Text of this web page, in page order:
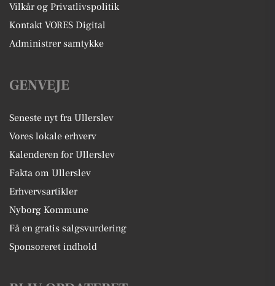
Vilkår og Privatlivspolitik
Kontakt VORES Digital
Administrer samtykke
GENVEJE
Seneste nyt fra Ullerslev
Vores lokale erhverv
Kalenderen for Ullerslev
Fakta om Ullerslev
Erhvervsartikler
Nyborg Kommune
Få en gratis salgsvurdering
Sponsoreret indhold